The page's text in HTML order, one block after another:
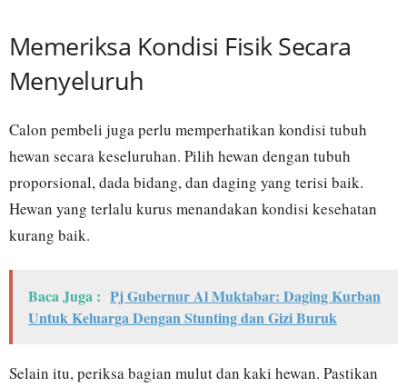
Memeriksa Kondisi Fisik Secara
Menyeluruh
Calon pembeli juga perlu memperhatikan kondisi tubuh
hewan secara keseluruhan. Pilih hewan dengan tubuh
proporsional, dada bidang, dan daging yang terisi baik.
Hewan yang terlalu kurus menandakan kondisi kesehatan
kurang baik.
Baca Juga : Pj Gubernur Al Muktabar: Daging Kurban
Untuk Keluarga Dengan Stunting dan Gizi Buruk
Selain itu, periksa bagian mulut dan kaki hewan. Pastikan